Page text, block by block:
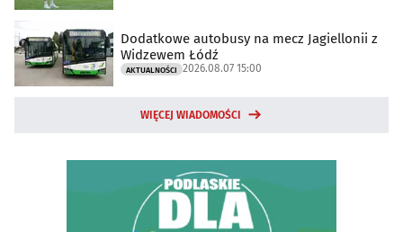
Dodatkowe autobusy na mecz Jagiellonii z
Widzewem Łódź
AKTUALNOŚCI 2026.08.07 15:00
WIĘCEJ WIADOMOŚCI